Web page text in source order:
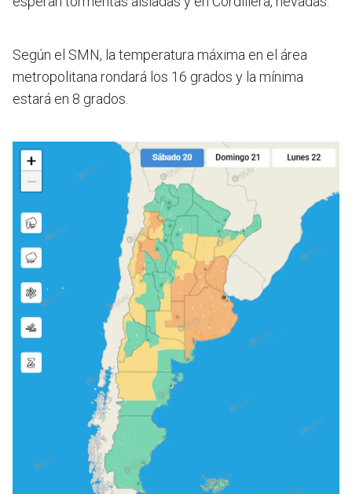
Según el SMN, la temperatura máxima en el área
metropolitana rondará los 16 grados y la mínima
estará en 8 grados.